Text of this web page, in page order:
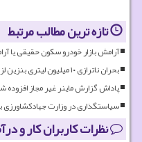
تازه ترین مطالب مرتبط
آرامش بازار خودرو سکون حقیقی یا
بحران ناترازی ۱۰ میلیون لیتری بنزین لزوم مدیریت تقاضا و اصلاح ساختار
پاداش گزارش ماینر غیر مجاز
سیاستگذاری در وزارت
نظرات کاربران کار و